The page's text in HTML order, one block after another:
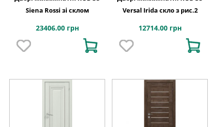
Siena Rossi зі склом
23406.00 грн
Versal Irida скло з рис.2
12714.00 грн